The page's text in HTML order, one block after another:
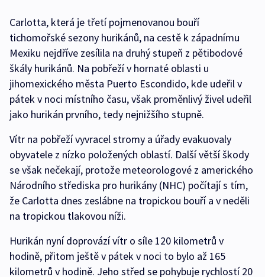
Carlotta, která je třetí pojmenovanou bouří
tichomořské sezony hurikánů, na cestě k západnímu
Mexiku nejdříve zesílila na druhý stupeň z pětibodové
škály hurikánů. Na pobřeží v hornaté oblasti u
jihomexického města Puerto Escondido, kde udeřil v
pátek v noci místního času, však proměnlivý živel udeřil
jako hurikán prvního, tedy nejnižšího stupně.
Vítr na pobřeží vyvracel stromy a úřady evakuovaly
obyvatele z nízko položených oblastí. Další větší škody
se však nečekají, protože meteorologové z amerického
Národního střediska pro hurikány (NHC) počítají s tím,
že Carlotta dnes zeslábne na tropickou bouří a v neděli
na tropickou tlakovou níži.
Hurikán nyní doprovází vítr o síle 120 kilometrů v
hodině, přitom ještě v pátek v noci to bylo až 165
kilometrů v hodině. Jeho střed se pohybuje rychlostí 20